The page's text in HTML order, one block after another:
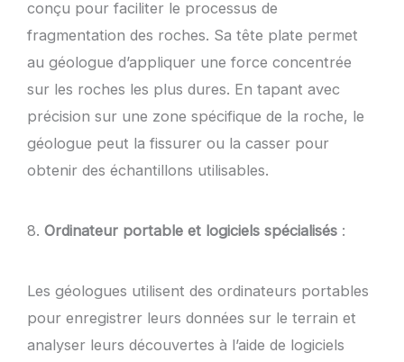
conçu pour faciliter le processus de
fragmentation des roches. Sa tête plate permet
au géologue d’appliquer une force concentrée
sur les roches les plus dures. En tapant avec
précision sur une zone spécifique de la roche, le
géologue peut la fissurer ou la casser pour
obtenir des échantillons utilisables.
8. Ordinateur portable et logiciels spécialisés :
Les géologues utilisent des ordinateurs portables
pour enregistrer leurs données sur le terrain et
analyser leurs découvertes à l’aide de logiciels